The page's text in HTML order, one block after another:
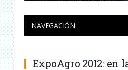
NAVEGACIÓN
ExpoAgro 2012: en